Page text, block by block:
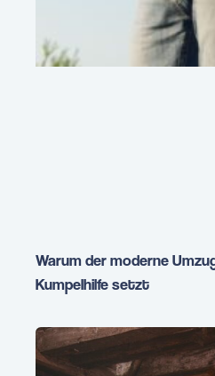
Warum der moderne
Kumpelhilfe setzt